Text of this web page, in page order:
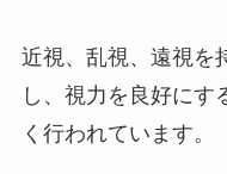
近視、乱視、遠視を
し、視力を良好にす
く行われています。